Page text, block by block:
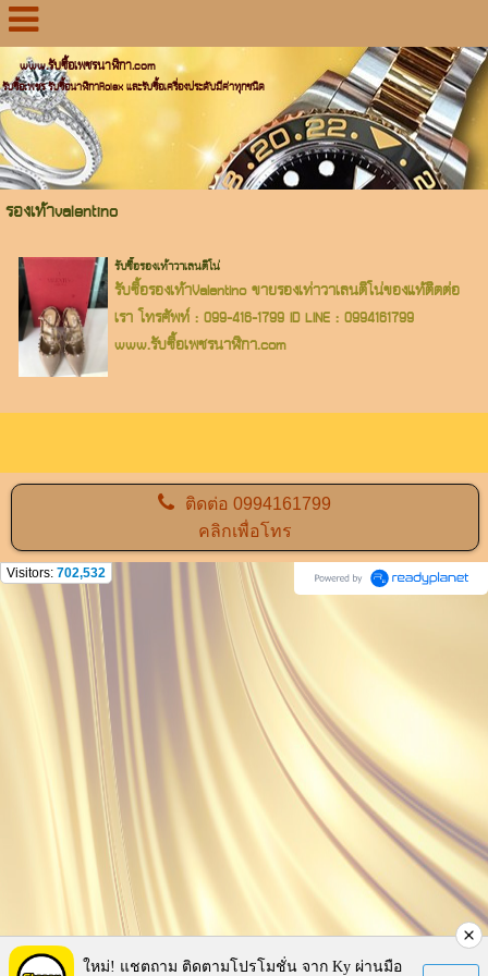
www.รับซื้อเพชรนาฬิกา.com
รับซื้อเพชร รับซื้อนาฬิกาRolex และรับซื้อเครื่องประดับมีค่าทุกชนิด
รองเท้าvalentino
รับซื้อรองเท้าวาเลนติโน่
รับซื้อรองเท้าValentino ขายรองเท่าวาเลนติโน่ของแท้ติดต่อ
เรา โทรศัพท์ : 099-416-1799 ID LINE : 0994161799
www.รับซื้อเพชรนาฬิกา.com
ติดต่อ0994161799
คลิกเพื่อโทร
Visitors: 702,532
ใหม่! แชตถาม ติดตามโปรโมชั่น จาก Ky ผ่านมือ